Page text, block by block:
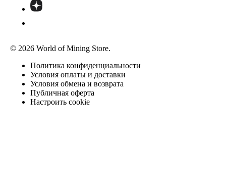
© 2026 World of Mining Store.
Политика конфиденциальности
Условия оплаты и доставки
Условия обмена и возврата
Публичная оферта
Настроить cookie